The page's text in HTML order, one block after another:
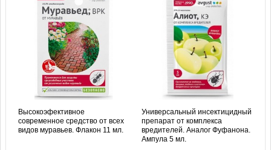
Высокоэфективное
современное средство от всех
видов муравьев. Флакон 11 мл.
Универсальный инсектицидный
препарат от комплекса
вредителей. Аналог Фуфанона.
Ампула 5 мл.